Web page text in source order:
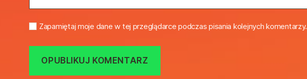
Zapamiętaj moje dane w tej przeglądarce podczas pisania kolejnych komentarzy.